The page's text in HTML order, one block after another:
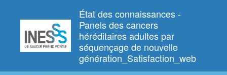
État des connaissances -
Panels des cancers
héréditaires adultes par
séquençage de nouvelle
génération_Satisfaction_web